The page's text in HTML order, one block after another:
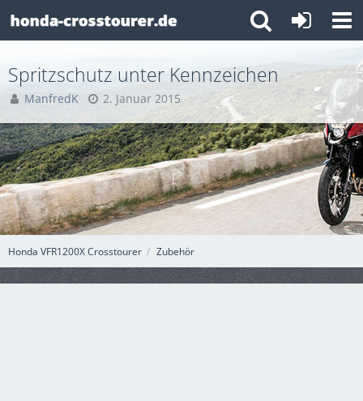
Honda VFR1200X Crosstourer Zubehör
Spritzschutz unter Kennzeichen
ManfredK 2. Januar 2015